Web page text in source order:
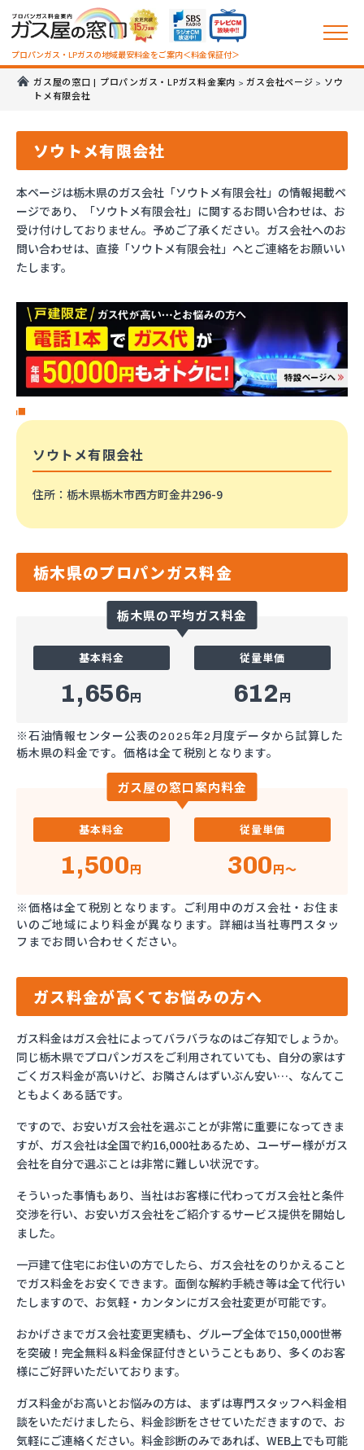
プロパンガス・LPガスの地域最安料金をご案内＜料金保証付＞
ガス屋の窓口 | プロパンガス・LPガス料金案内 >ガス会社ページ > ソウ
トメ有限会社
ソウトメ有限会社
本ページは栃木県のガス会社「ソウトメ有限会社」の情報掲載ペ
ージであり、「ソウトメ有限会社」に関するお問い合わせは、お
受け付けしておりません。予めご了承ください。ガス会社へのお
問い合わせは、直接「ソウトメ有限会社」へとご連絡をお願いい
たします。
ソウトメ有限会社
住所 ：栃木県栃木市西方町金井296-9
栃木県のプロパンガス料金
栃木県の平均ガス料金
基本料金
1,656円
従量単価
612 円
※石油情報センター公表の2025年2月度データから試算した
栃木県の料金です。価格は全て税別となります。
ガス屋の窓口案内料金
基本料金
1,500円
従量単価
300円～
※価格は全て税別となります。ご利用中のガス会社・お住ま
いのご地域により料金が異なります。詳細は当社専門スタッ
フまでお問い合わせください。
ガス料金が高くてお悩みの方へ
ガス料金はガス会社によってバラバラなのはご存知でしょうか。
同じ栃木県でプロパンガスをご利用されていても、自分の家はす
ごくガス料金が高いけど、お隣さんはずいぶん安い…、なんてこ
ともよくある話です。
ですので、お安いガス会社を選ぶことが非常に重要になってきま
すが、ガス会社は全国で約16,000社あるため、ユーザー様がガス
会社を自分で選ぶことは非常に難しい状況です。
そういった事情もあり、当社はお客様に代わってガス会社と条件
交渉を行い、お安いガス会社をご紹介するサービス提供を開始し
ました。
一戸建て住宅にお住いの方でしたら、ガス会社をのりかえること
でガス料金をお安くできます。面倒な解約手続き等は全て代行い
たしますので、お気軽・カンタンにガス会社変更が可能です。
おかげさまでガス会社変更実績も、グループ全体で150,000世帯
を突破！完全無料＆料金保証付きということもあり、多くのお客
様にご好評いただいております。
ガス料金がお高いとお悩みの方は、まずは専門スタッフへ料金相
談をいただけましたら、料金診断をさせていただきますので、お
気軽にご連絡ください。料金診断のみであれば、WEB上でも可能